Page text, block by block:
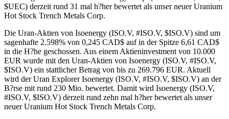
$UEC) derzeit rund 31 mal h?her bewertet als unser neuer Uranium
Hot Stock Trench Metals Corp.
Die Uran-Aktien von Isoenergy (ISO.V, #ISO.V, $ISO.V) sind um
sagenhafte 2.598% von 0,245 CAD$ auf in der Spitze 6,61 CAD$
in die H?he geschossen. Aus einem Aktieninvestment von 10.000
EUR wurde mit den Uran-Aktien von Isoenergy (ISO.V, #ISO.V,
$ISO.V) ein stattlicher Betrag von bis zu 269.796 EUR. Aktuell
wird der Uran Explorer Isoenergy (ISO.V, #ISO.V, $ISO.V) an der
B?rse mit rund 230 Mio. bewertet. Damit wird Isoenergy (ISO.V,
#ISO.V, $ISO.V) derzeit rund zehn mal h?her bewertet als unser
neuer Uranium Hot Stock Trench Metals Corp.